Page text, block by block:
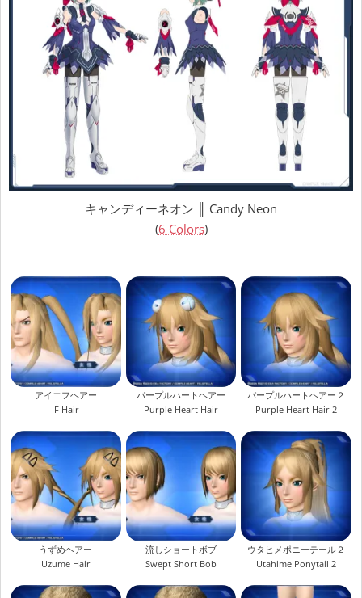
キャンディーネオン ║ Candy Neon
(6 Colors)
アイエフヘアー
IF Hair
パープルハートヘアー
Purple Heart Hair
パープルハートヘアー２
Purple Heart Hair 2
うずめヘアー
Uzume Hair
流しショートボブ
Swept Short Bob
ウタヒメポニーテール２
Utahime Ponytail 2